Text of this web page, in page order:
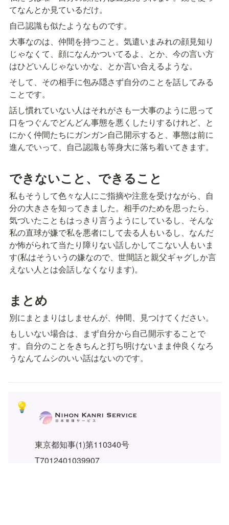
てなんとか見ているだけ。
自己認識も似たようなものです。
大事なのは、仲間を持つこと。気遣いまみれの顔見知り
じゃなくて、顔になんかついてるよ、とか、今の言い方
はひどいんじゃないかな、とか言い合えるような。
そして、その相手に包み隠さず自分のことを話してみる
ことです。
話し慣れていない人はそれがさも一大事のように思って
口をつぐんでどんどん事態を悪くしたりするけれど、と
にかく仲間たちにガンガン自己開示すると、事態は前に
進んでいって、自己認識も等身大に落ち着いてきます。
できないこと、できること
私もそうして色々な人にご指摘や注意を受けながら、自
分の大きさを知ってきました。相手のためを思ったら、
気づいたこともはっきり言うようにしているし、そんな
私の直球が嫌で私を悪者にして去る人もいるし、なんだ
か怖がられて当たり障りない話しかしてこない人もいま
す(私はそういうの嫌なので、世間話と親父ギャグしか言
えない人とは会話しなくなります)。
まとめ
別にまとまりはしませんが、仲間、見つけてください。
もしいない場合は、まず自分から自己開示することで
す。自分のことをきちんと打ち明けないまま仲良くなろ
うなんてムシのいい話はないのです。
💡
東京都知事(1)第110340号
T7012401039907